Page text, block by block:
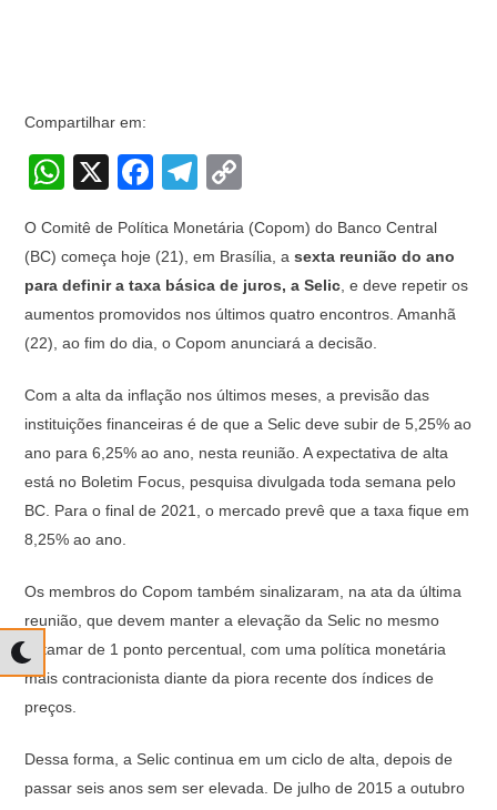
Compartilhar em:
W
at
s
A
p
p
X
F
c
e
b
o
o
k
T
e
gr
a
m
p
y
Li
n
k
O Comitê de Política Monetária (Copom) do Banco Central
(BC) começa hoje (21), em Brasília, a sexta reunião do ano
para definir a taxa básica de juros, a Selic, e deve repetir os
aumentos promovidos nos últimos quatro encontros. Amanhã
(22), ao fim do dia, o Copom anunciará a decisão.
Com a alta da inflação nos últimos meses, a previsão das
instituições financeiras é de que a Selic deve subir de 5,25% ao
ano para 6,25% ao ano, nesta reunião. A expectativa de alta
está no Boletim Focus, pesquisa divulgada toda semana pelo
BC. Para o final de 2021, o mercado prevê que a taxa fique em
8,25% ao ano.
Os membros do Copom também sinalizaram, na ata da última
reunião, que devem manter a elevação da Selic no mesmo
patamar de 1 ponto percentual, com uma política monetária
mais contracionista diante da piora recente dos índices de
preços.
Dessa forma, a Selic continua em um ciclo de alta, depois de
passar seis anos sem ser elevada. De julho de 2015 a outubro